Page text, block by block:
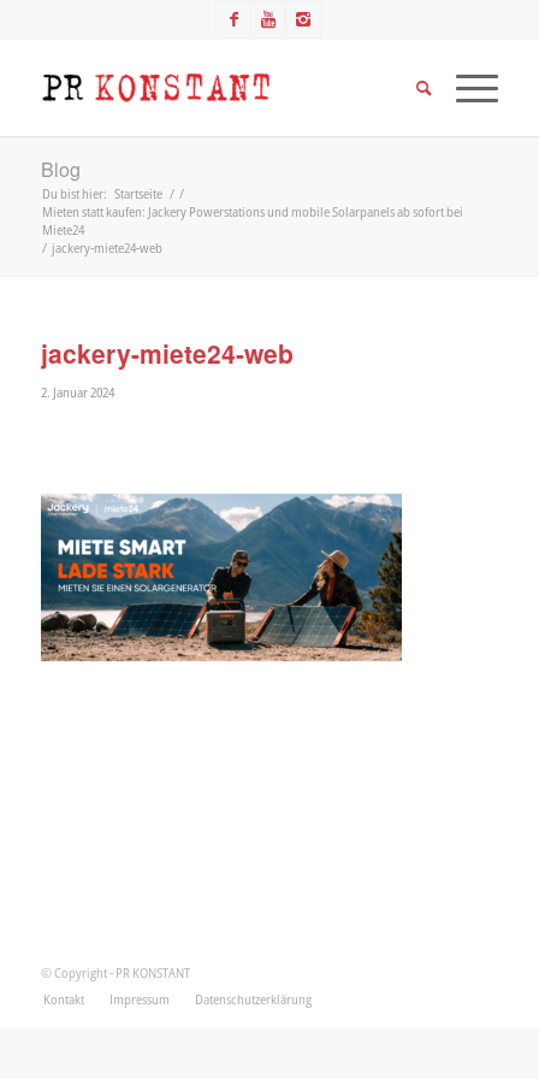
Blog
Du bist hier: Startseite / /
Mieten statt kaufen: Jackery Powerstations und mobile Solarpanels ab sofort bei
Miete24
/ jackery-miete24-web
jackery-miete24-web
2. Januar 2024
© Copyright - PR KONSTANT
Kontakt
Impressum Datenschutzerklärung